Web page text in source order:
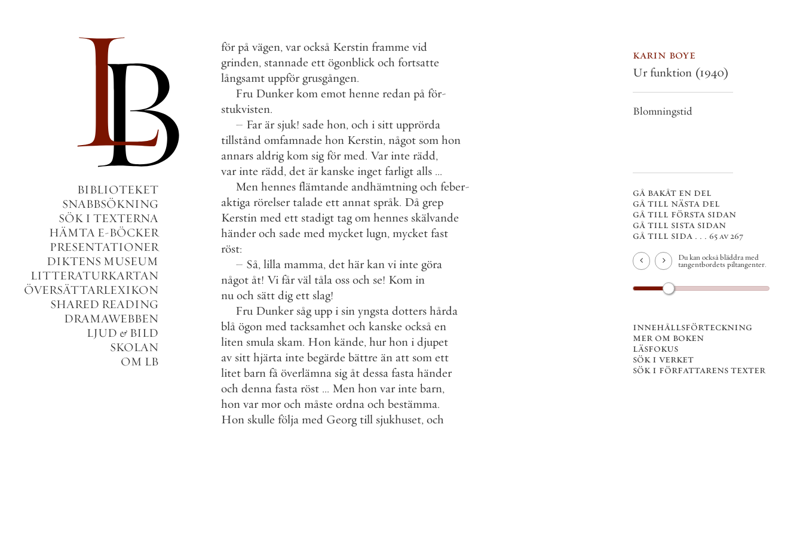
BIBLIOTEKET
SNABBSÖKNING
SÖK I TEXTERNA
HÄMTA E-BÖCKER
PRESENTATIONER
DIKTENS MUSEUM
LITTERATURKARTAN
ÖVERSÄTTARLEXIKON
SHARED READING
DRAMAWEBBEN
LJUD & BILD
SKOLAN
OM LB
för på vägen, var också Kerstin framme vid
grinden, stannade ett ögonblick och fortsatte
långsamt uppför grusgången.
Fru Dunker kom emot henne redan på för-
stukvisten.
– Far är sjuk! sade hon, och i sitt upprörda
tillstånd omfamnade hon Kerstin, något som hon
annars aldrig kom sig för med. Var inte rädd,
var inte rädd, det är kanske inget farligt alls ...
Men hennes flämtande andhämtning och feber-
aktiga rörelser talade ett annat språk. Då grep
Kerstin med ett stadigt tag om hennes skälvande
händer och sade med mycket lugn, mycket fast
röst:
– Så, lilla mamma, det här kan vi inte göra
något åt! Vi får väl tåla oss och se! Kom in
nu och sätt dig ett slag!
Fru Dunker såg upp i sin yngsta dotters hårda
blå ögon med tacksamhet och kanske också en
liten smula skam. Hon kände, hur hon i djupet
av sitt hjärta inte begärde bättre än att som ett
litet barn få överlämna sig åt dessa fasta händer
och denna fasta röst ... Men hon var inte barn,
hon var mor och måste ordna och bestämma.
Hon skulle följa med Georg till sjukhuset, och
karin boye
Ur funktion (1940)
Blomningstid
gå bakåt en del
gå till nästa del
gå till första sidan
gå till sista sidan
gå till sida . . . 65 av 267
Du kan också bläddra med
tangentbordets piltangenter.
innehållsförteckning
mer om boken
läsfokus
sök i verket
sök i författarens texter